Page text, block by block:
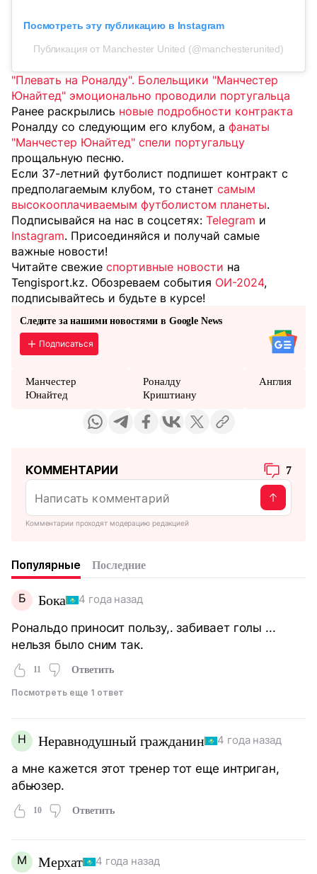
Посмотреть эту публикацию в Instagram
Публикация от Manchester United (@manchesterunited)
"Плевать на Роналду". Болельщики "Манчестер
Юнайтед" эмоционально проводили португальца
Ранее раскрылись новые подробности контракта
Роналду со следующим его клубом, а фанаты
"Манчестер Юнайтед" спели португальцу
прощальную песню.
Если 37-летний футболист подпишет контракт с
предполагаемым клубом, то станет самым
высокооплачиваемым футболистом планеты.
Подписывайся на нас в соцсетях: Telegram и
Instagram. Присоединяйся и получай самые
важные новости!
Читайте свежие спортивные новости на
Tengisport.kz. Обозреваем события ОИ-2024,
подписывайтесь и будьте в курсе!
Следите за нашими новостями в Google News
Подписаться
Манчестер
Юнайтед
Роналду
Криштиану
Англия
КОММЕНТАРИИ 7
Комментарии проходят модерацию редакцией
Популярные Последние
Б Бока 4 года назад
Рональдо приносит пользу,. забивает голы ...
нельзя было сним так.
11 Ответить
Посмотреть еще 1 ответ
Н Неравнодушный гражданин 4 года назад
а мне кажется этот тренер тот еще интриган,
абьюзер.
10 Ответить
М Мерхат 4 года назад